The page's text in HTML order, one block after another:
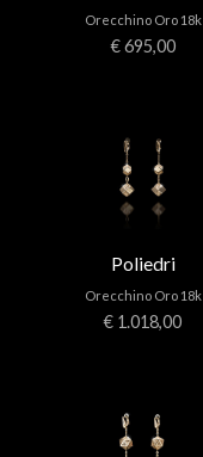
Orecchino Oro 18k
€ 695,00
Poliedri
Orecchino Oro 18k
€ 1.018,00